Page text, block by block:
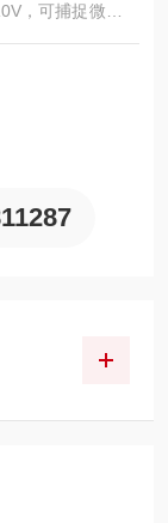
，可捕捉微弱静
动识别并切换量